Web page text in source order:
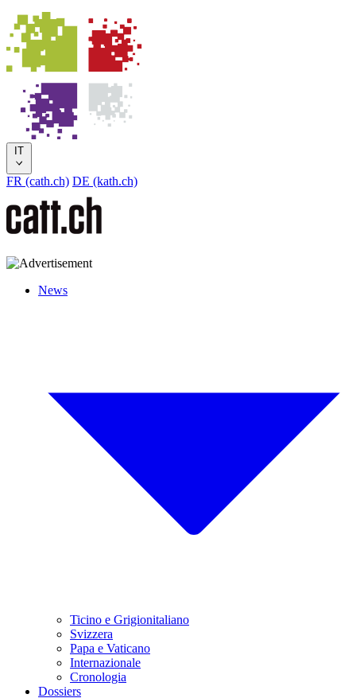
IT
FR (cath.ch) DE (kath.ch)
News
Ticino e Grigionitaliano
Svizzera
Papa e Vaticano
Internazionale
Cronologia
Dossiers